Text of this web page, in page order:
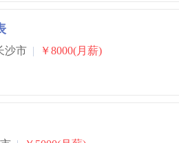
沙市 | ￥8000(月薪)